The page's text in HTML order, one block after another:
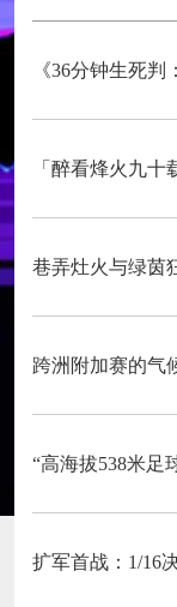
《36分钟生死判
「醉看烽火九十
巷弄灶火与绿茵
扩军首战：1/16